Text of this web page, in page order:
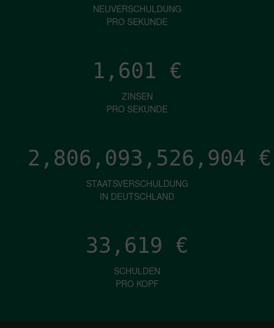
NEUVERSCHULDUNG
PRO SEKUNDE
1,601 €
ZINSEN
PRO SEKUNDE
2,806,093,529,019 €
STAATSVERSCHULDUNG
IN DEUTSCHLAND
33,619 €
SCHULDEN
PRO KOPF